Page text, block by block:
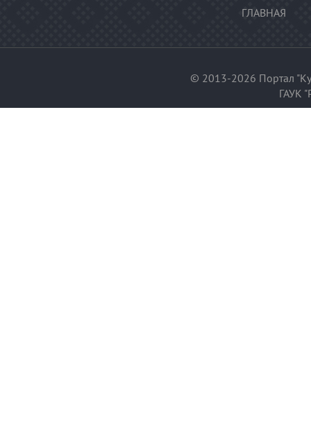
ГЛАВНАЯ
© 2013-2026 Портал
ГАУК